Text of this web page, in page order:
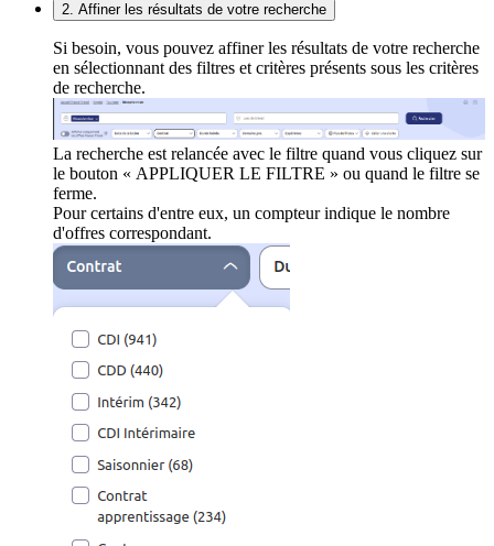
2. Affiner les résultats de votre recherche
Si besoin, vous pouvez affiner les résultats de votre recherche
en sélectionnant des filtres et critères présents sous les critères
de recherche.
La recherche est relancée avec le filtre quand vous cliquez sur
le bouton « APPLIQUER LE FILTRE » ou quand le filtre se
ferme.
Pour certains d'entre eux, un compteur indique le nombre
d'offres correspondant.